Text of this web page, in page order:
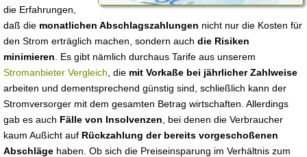
die Erfahrungen,
daß die monatlichen Abschlagszahlungen nicht nur die Kosten für
den Strom erträglich machen, sondern auch die Risiken
minimieren . Es gibt nämlich durchaus Tarife aus unserem
Stromanbieter Vergleich , die mit Vorkaße bei jährlicher Zahlweise
arbeiten und dementsprechend günstig sind, schließlich kann der
Stromversorger mit dem gesamten Betrag wirtschaften. Allerdings
gab es auch Fälle von Insolvenzen , bei denen die Verbraucher
kaum Außicht auf Rückzahlung der bereits vorgeschoßenen
Abschläge haben. Ob sich die Preiseinsparung im Verhältnis zum